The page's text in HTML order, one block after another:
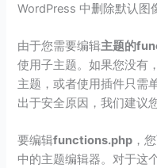
WordPress 中删除默认图
由于您需要编辑主题的
使用子主题。如果您没有
主题，或者使用插件只需
出于安全原因，我们建议
要编辑functions.php ，
中的主题编辑器。对于这